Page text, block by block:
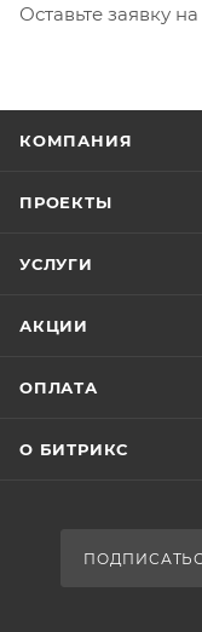
Оставьте заявку
КОМПАНИЯ
ПРОЕКТЫ
УСЛУГИ
АКЦИИ
ОПЛАТА
О БИТРИКС